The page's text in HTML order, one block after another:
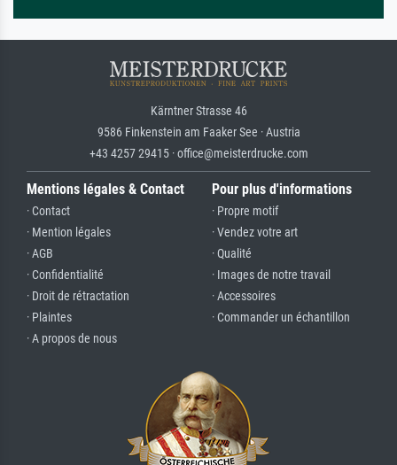
Kärntner Strasse 46
9586 Finkenstein am Faaker See · Austria
+43 4257 29415 · office@meisterdrucke.com
Mentions légales & Contact
· Contact
· Mention légales
· AGB
· Confidentialité
· Droit de rétractation
· Plaintes
· A propos de nous
Pour plus d'informations
· Propre motif
· Vendez votre art
· Qualité
· Images de notre travail
· Accessoires
· Commander un échantillon